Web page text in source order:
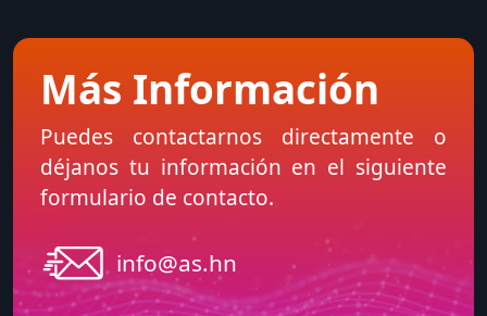
Más Información
Puedes contactarnos directamente o
déjanos tu información en el siguiente
formulario de contacto.
info@as.hn